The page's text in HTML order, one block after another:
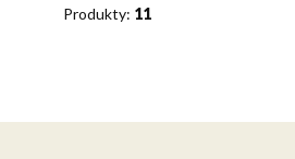
Produkty: 11